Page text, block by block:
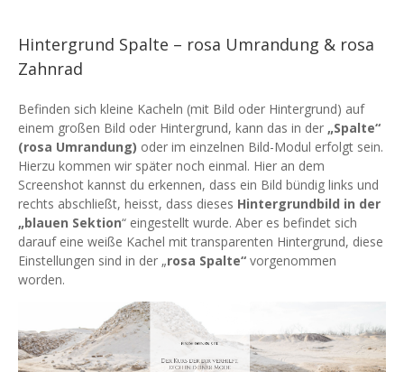
Hintergrund Spalte – rosa Umrandung & rosa
Zahnrad
Befinden sich kleine Kacheln (mit Bild oder Hintergrund) auf
einem großen Bild oder Hintergrund, kann das in der „Spalte“
(rosa Umrandung) oder im einzelnen Bild-Modul erfolgt sein.
Hierzu kommen wir später noch einmal. Hier an dem
Screenshot kannst du erkennen, dass ein Bild bündig links und
rechts abschließt, heisst, dass dieses Hintergrundbild in der
„blauen Sektion“ eingestellt wurde. Aber es befindet sich
darauf eine weiße Kachel mit transparenten Hintergrund, diese
Einstellungen sind in der „rosa Spalte“ vorgenommen
worden.